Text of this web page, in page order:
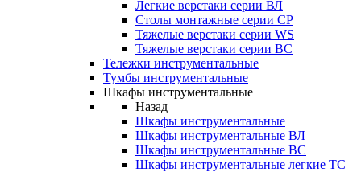
Легкие верстаки серии ВЛ
Столы монтажные серии СР
Тяжелые верстаки серии WS
Тяжелые верстаки серии ВС
Тележки инструментальные
Тумбы инструментальные
Шкафы инструментальные
Назад
Шкафы инструментальные
Шкафы инструментальные ВЛ
Шкафы инструментальные ВС
Шкафы инструментальные легкие ТС